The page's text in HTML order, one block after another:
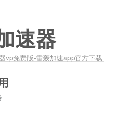
速器
vp免费版-雷轰加速app官方下载